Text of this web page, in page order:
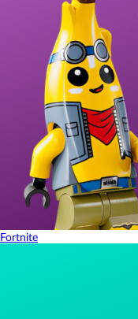
Fortnite